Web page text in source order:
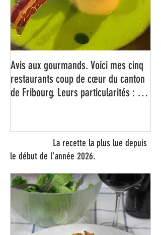
de Fribourg. Leurs particularités : un
très bon rapport qualité-prix-plaisir.
Alors, ne tardez pas à aller les
visiter !
La recette la plus lue depuis
le début de l'année 2026.